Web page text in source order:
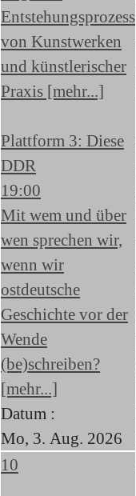
Entstehungsprozess
von Kunstwerken
und künstlerischer
Praxis [mehr...]
Plattform 3: Diese
DDR
19:00
Mit wem und über
wen sprechen wir,
wenn wir
ostdeutsche
Geschichte vor der
Wende
(be)schreiben?
[mehr...]
Datum :
Mo, 3. Aug. 2026
10